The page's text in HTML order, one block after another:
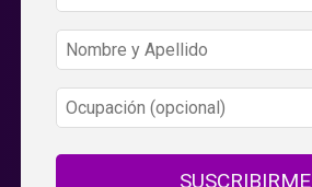
SUSCRIBIRME